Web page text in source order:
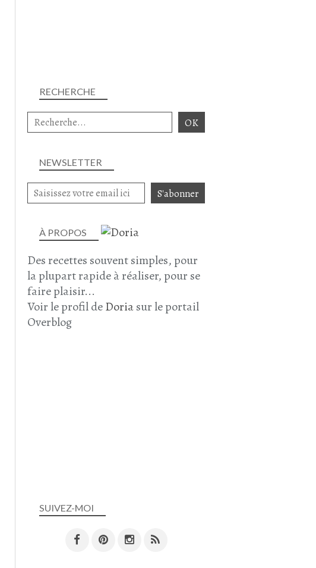
NEWSLETTER
SUIVEZ-MOI
RECHERCHE
À PROPOS
Des recettes souvent simples, pour
la plupart rapide à réaliser, pour se
faire plaisir...
Voir le profil deDoriasur le portail
Overblog